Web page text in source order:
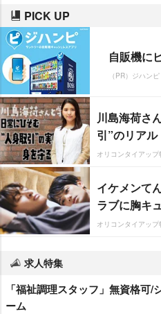
PICK UP
自販機に
（PR）ジハンピ
川島海荷さ
引”のリアル
オリコンタイアップ
イケメンて
ラブに胸キ
オリコンタイアップ
求人特集
「福祉調理スタッフ」無資格可
ーム